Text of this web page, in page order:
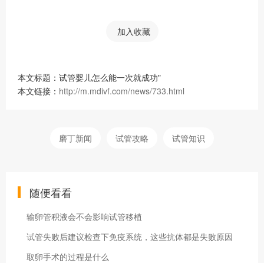
加入收藏
本文标题：试管婴儿怎么能一次就成功"
本文链接： http://m.mdivf.com/news/733.html
磨丁新闻 试管攻略 试管知识
随便看看
输卵管积液会不会影响试管移植
试管失败后建议检查下免疫系统，这些抗体都是失败原因
取卵手术的过程是什么